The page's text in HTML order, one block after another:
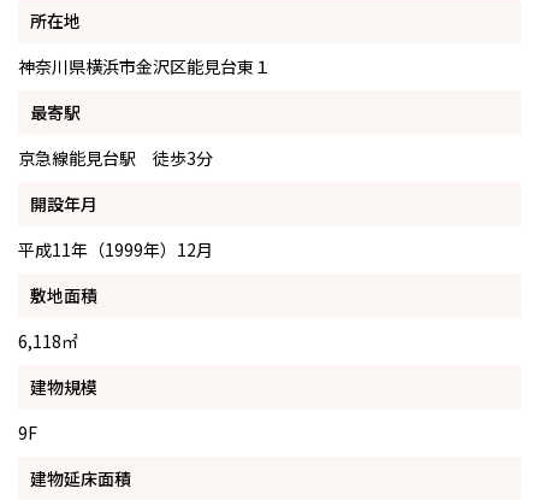
所在地
神奈川県横浜市金沢区能見台東１
最寄駅
京急線能見台駅 徒歩3分
開設年月
平成11年（1999年）12月
敷地面積
6,118㎡
建物規模
9F
建物延床面積